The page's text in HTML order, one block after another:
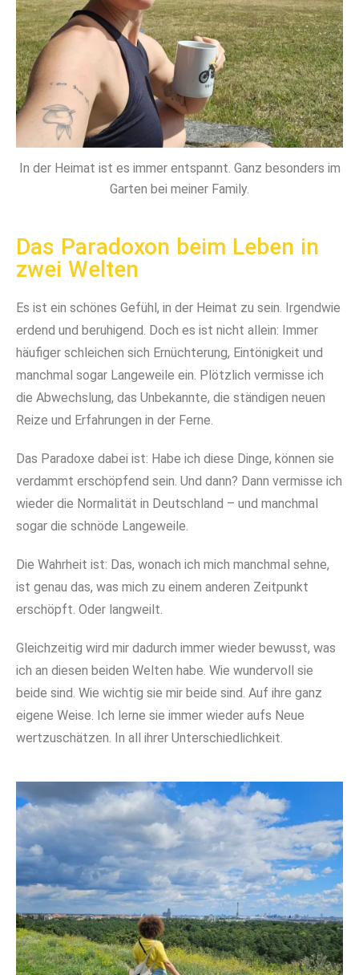
In der Heimat ist es immer entspannt. Ganz besonders im
Garten bei meiner Family.
Das Paradoxon beim Leben in
zwei Welten
Es ist ein schönes Gefühl, in der Heimat zu sein. Irgendwie
erdend und beruhigend. Doch es ist nicht allein: Immer
häufiger schleichen sich Ernüchterung, Eintönigkeit und
manchmal sogar Langeweile ein. Plötzlich vermisse ich
die Abwechslung, das Unbekannte, die ständigen neuen
Reize und Erfahrungen in der Ferne.
Das Paradoxe dabei ist: Habe ich diese Dinge, können sie
verdammt erschöpfend sein. Und dann? Dann vermisse ich
wieder die Normalität in Deutschland – und manchmal
sogar die schnöde Langeweile.
Die Wahrheit ist: Das, wonach ich mich manchmal sehne,
ist genau das, was mich zu einem anderen Zeitpunkt
erschöpft. Oder langweilt.
Gleichzeitig wird mir dadurch immer wieder bewusst, was
ich an diesen beiden Welten habe. Wie wundervoll sie
beide sind. Wie wichtig sie mir beide sind. Auf ihre ganz
eigene Weise. Ich lerne sie immer wieder aufs Neue
wertzuschätzen. In all ihrer Unterschiedlichkeit.